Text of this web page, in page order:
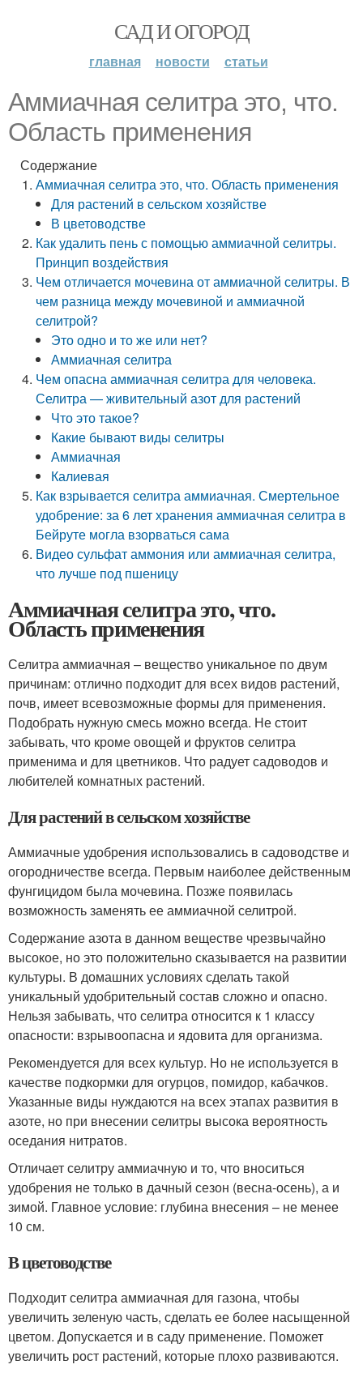
САД И ОГОРОД
главная новости статьи
Аммиачная селитра это, что.
Область применения
Содержание
Аммиачная селитра это, что. Область применения
Для растений в сельском хозяйстве
В цветоводстве
Как удалить пень с помощью аммиачной селитры.
Принцип воздействия
Чем отличается мочевина от аммиачной селитры. В
чем разница между мочевиной и аммиачной
селитрой?
Это одно и то же или нет?
Аммиачная селитра
Чем опасна аммиачная селитра для человека.
Селитра — живительный азот для растений
Что это такое?
Какие бывают виды селитры
Аммиачная
Калиевая
Как взрывается селитра аммиачная. Смертельное
удобрение: за 6 лет хранения аммиачная селитра в
Бейруте могла взорваться сама
Видео сульфат аммония или аммиачная селитра,
что лучше под пшеницу
Аммиачная селитра это, что.
Область применения
Селитра аммиачная – вещество уникальное по двум
причинам: отлично подходит для всех видов растений,
почв, имеет всевозможные формы для применения.
Подобрать нужную смесь можно всегда. Не стоит
забывать, что кроме овощей и фруктов селитра
применима и для цветников. Что радует садоводов и
любителей комнатных растений.
Для растений в сельском хозяйстве
Аммиачные удобрения использовались в садоводстве и
огородничестве всегда. Первым наиболее действенным
фунгицидом была мочевина. Позже появилась
возможность заменять ее аммиачной селитрой.
Содержание азота в данном веществе чрезвычайно
высокое, но это положительно сказывается на развитии
культуры. В домашних условиях сделать такой
уникальный удобрительный состав сложно и опасно.
Нельзя забывать, что селитра относится к 1 классу
опасности: взрывоопасна и ядовита для организма.
Рекомендуется для всех культур. Но не используется в
качестве подкормки для огурцов, помидор, кабачков.
Указанные виды нуждаются на всех этапах развития в
азоте, но при внесении селитры высока вероятность
оседания нитратов.
Отличает селитру аммиачную и то, что вноситься
удобрения не только в дачный сезон (весна-осень), а и
зимой. Главное условие: глубина внесения – не менее
10 см.
В цветоводстве
Подходит селитра аммиачная для газона, чтобы
увеличить зеленую часть, сделать ее более насыщенной
цветом. Допускается и в саду применение. Поможет
увеличить рост растений, которые плохо развиваются.